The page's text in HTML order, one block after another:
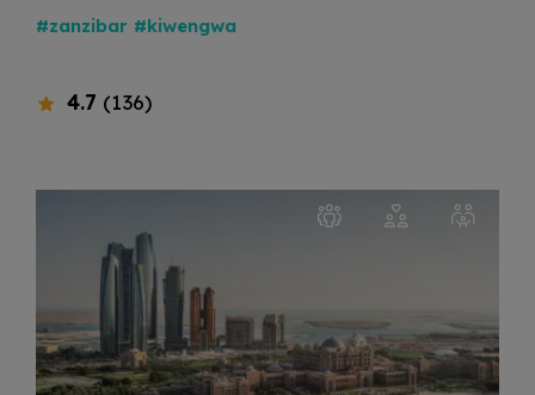
#zanzibar #kiwengwa
4.7 (136)